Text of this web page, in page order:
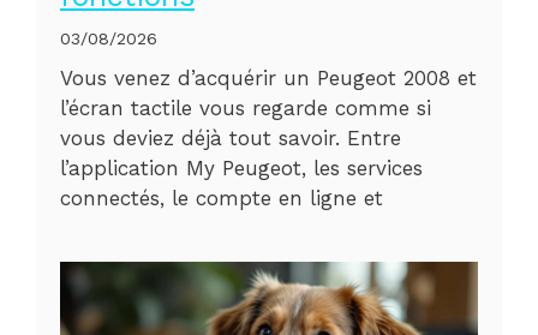
03/08/2026
Vous venez d’acquérir un Peugeot 2008 et
l’écran tactile vous regarde comme si
vous deviez déjà tout savoir. Entre
l’application My Peugeot, les services
connectés, le compte en ligne et